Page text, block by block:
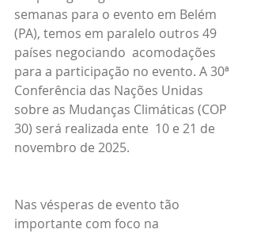
semanas para o evento em Belém
(PA), temos em paralelo outros 49
países negociando  acomodações
para a participação no evento. A 30ª
Conferência das Nações Unidas
sobre as Mudanças Climáticas (COP
30) será realizada ente  10 e 21 de
novembro de 2025.
Nas vésperas de evento tão
importante com foco na